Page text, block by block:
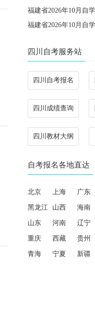
福建省2026年10月自
福建省2026年10月自
四川自考服务站
四川自考报名
四川成绩查询
四川教材大纲
自考报名各地直达
北京 上海 广东
黑龙江 山西 海南
山东 河南 辽宁
重庆 西藏 贵州
青海 宁夏 新疆